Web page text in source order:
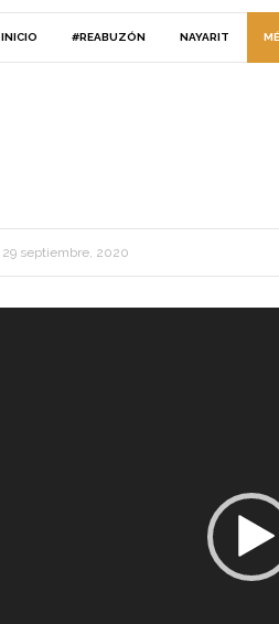
INICIO #REABUZÓN NAYARIT
29 septiembre, 2020